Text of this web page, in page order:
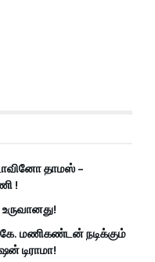
தாமஸ் –
!
உருவானது!
கே. மணிகண்டன் நடிக்கும்
டிராமா!